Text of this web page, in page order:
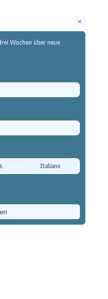
Wochen über neue
Italiano